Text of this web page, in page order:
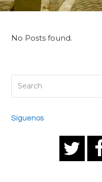
No Posts found.
Síguenos